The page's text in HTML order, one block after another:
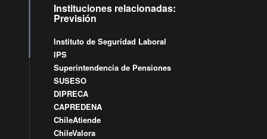
Instituciones relacionadas:
Previsión
Instituto de Seguridad Laboral
IPS
Superintendencia de Pensiones
SUSESO
DIPRECA
CAPREDENA
ChileAtiende
ChileValora